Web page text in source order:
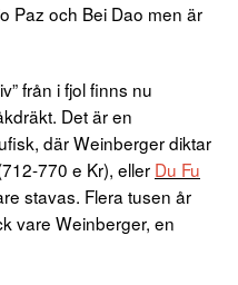
Paz och Bei Dao men är
från i fjol finns nu
Det är en
där Weinberger diktar
770 e Kr), eller Du Fu
stavas. Flera tusen år
vare Weinberger, en